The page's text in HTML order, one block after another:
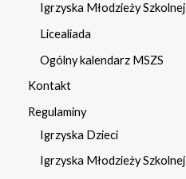
Igrzyska Młodzieży Szkolnej
Licealiada
Ogólny kalendarz MSZS
Kontakt
Regulaminy
Igrzyska Dzieci
Igrzyska Młodzieży Szkolnej